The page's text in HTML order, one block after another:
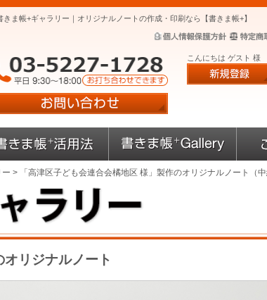
ま帳+ギャラリー｜オリジナルノートの作成・印刷なら【書きま帳+】
こんにちは ゲスト 様
ー > 「高津区子ども会連合会橘地区 様」製作のオリジナルノート（
オリジナルノート